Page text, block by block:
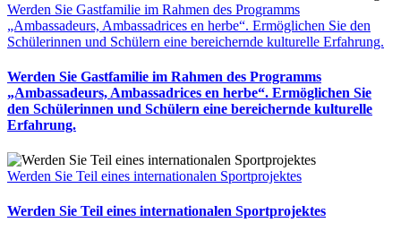
Werden Sie Gastfamilie im Rahmen des Programms
„Ambassadeurs, Ambassadrices en herbe“. Ermöglichen Sie den
Schülerinnen und Schülern eine bereichernde kulturelle Erfahrung.
Werden Sie Gastfamilie im Rahmen des Programms
„Ambassadeurs, Ambassadrices en herbe“. Ermöglichen Sie
den Schülerinnen und Schülern eine bereichernde kulturelle
Erfahrung.
Werden Sie Teil eines internationalen Sportprojektes
Werden Sie Teil eines internationalen Sportprojektes